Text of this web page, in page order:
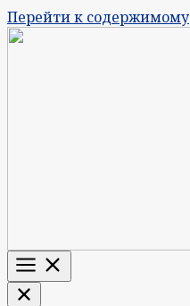
Перейти к содержимому
Меню